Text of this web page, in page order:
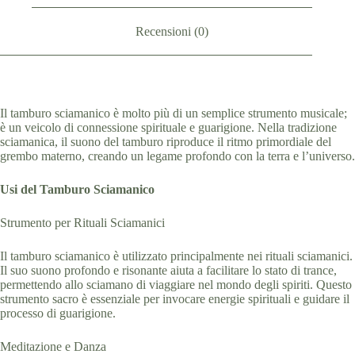
Recensioni (0)
Il tamburo sciamanico è molto più di un semplice strumento musicale;
è un veicolo di connessione spirituale e guarigione. Nella tradizione
sciamanica, il suono del tamburo riproduce il ritmo primordiale del
grembo materno, creando un legame profondo con la terra e l’universo.
Usi del Tamburo Sciamanico
Strumento per Rituali Sciamanici
Il tamburo sciamanico è utilizzato principalmente nei rituali sciamanici.
Il suo suono profondo e risonante aiuta a facilitare lo stato di trance,
permettendo allo sciamano di viaggiare nel mondo degli spiriti. Questo
strumento sacro è essenziale per invocare energie spirituali e guidare il
processo di guarigione.
Meditazione e Danza